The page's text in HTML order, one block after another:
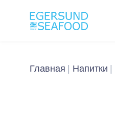
Главная Напитки